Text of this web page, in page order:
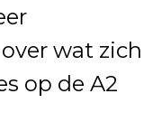
wat zich
op de A2